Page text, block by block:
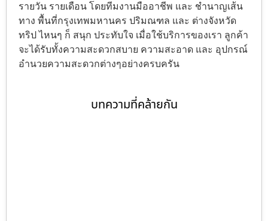
รายวัน รายเดือน โดยทีมงานมืออาชีพ และ ชำนาญเส้น
ทาง พื้นที่กรุงเทพมหานคร ปริมณฑล และ ต่างจังหวัด
ทริป ไหนๆ ก็ สนุก ประทับใจ เมื่อใช้บริการของเรา ลูกค้า
จะได้รับทั้งความสะดวกสบาย ความสะอาด และ อุปกรณ์
อำนวยความสะดวกต่างๆอย่างครบครัน
บทความที่คล้ายกัน